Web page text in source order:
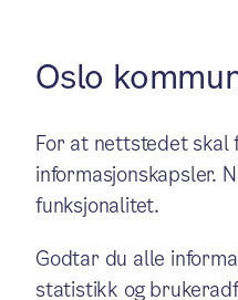
Gi et
Har du
etter
Oslo
For at nettstedet skal
informasjonskapsler.
funksjonalitet.
Godtar du alle
statistikk og